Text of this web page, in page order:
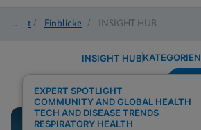
Start / Einblicke / INSIGHT HUB
INSIGHT HUBKATEGORIEN
EXPERT SPOTLIGHT
COMMUNITY AND GLOBAL HEALTH
TECH AND DISEASE TRENDS
RESPIRATORY HEALTH